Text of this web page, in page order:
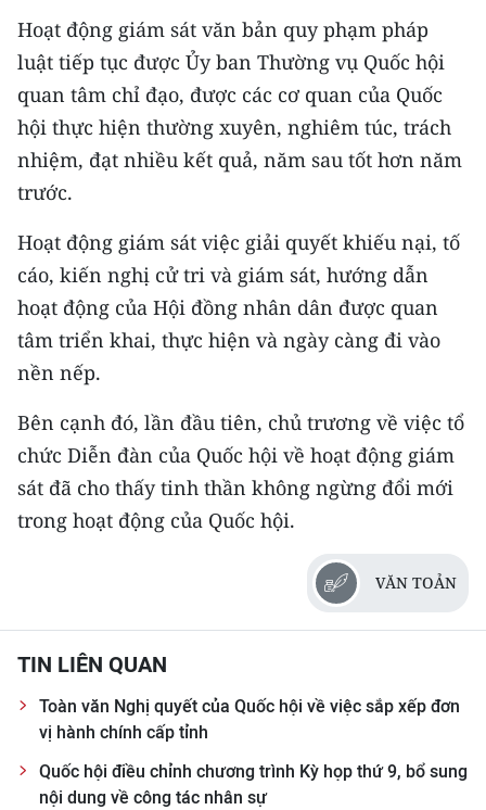
Hoạt động giám sát văn bản quy phạm pháp
luật tiếp tục được Ủy ban Thường vụ Quốc hội
quan tâm chỉ đạo, được các cơ quan của Quốc
hội thực hiện thường xuyên, nghiêm túc, trách
nhiệm, đạt nhiều kết quả, năm sau tốt hơn năm
trước.
Hoạt động giám sát việc giải quyết khiếu nại, tố
cáo, kiến nghị cử tri và giám sát, hướng dẫn
hoạt động của Hội đồng nhân dân được quan
tâm triển khai, thực hiện và ngày càng đi vào
nền nếp.
Bên cạnh đó, lần đầu tiên, chủ trương về việc tổ
chức Diễn đàn của Quốc hội về hoạt động giám
sát đã cho thấy tinh thần không ngừng đổi mới
trong hoạt động của Quốc hội.
VĂN TOẢN
TIN LIÊN QUAN
Toàn văn Nghị quyết của Quốc hội về việc sắp xếp đơn
vị hành chính cấp tỉnh
Quốc hội điều chỉnh chương trình Kỳ họp thứ 9, bổ sung
nội dung về công tác nhân sự